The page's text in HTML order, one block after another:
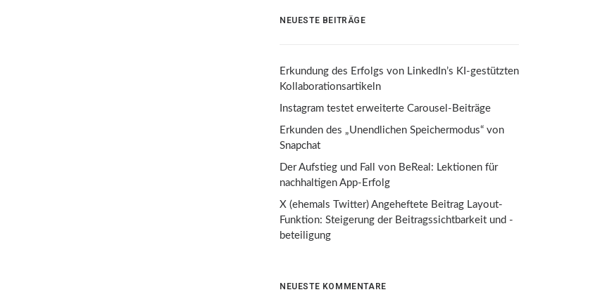
NEUESTE BEITRÄGE
Erkundung des Erfolgs von LinkedIn’s KI-gestützten
Kollaborationsartikeln
Instagram testet erweiterte Carousel-Beiträge
Erkunden des „Unendlichen Speichermodus“ von
Snapchat
Der Aufstieg und Fall von BeReal: Lektionen für
nachhaltigen App-Erfolg
X (ehemals Twitter) Angeheftete Beitrag Layout-
Funktion: Steigerung der Beitragssichtbarkeit und -
beteiligung
NEUESTE KOMMENTARE